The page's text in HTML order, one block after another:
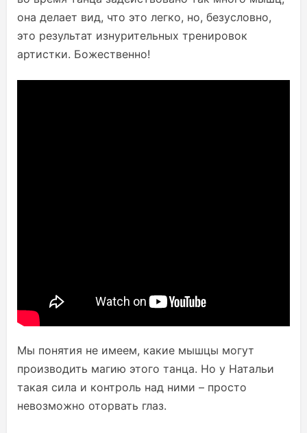
она делает вид, что это легко, но, безусловно,
это результат изнурительных тренировок
артистки. Божественно!
Мы понятия не имеем, какие мышцы могут
производить магию этого танца. Но у Натальи
такая сила и контроль над ними – просто
невозможно оторвать глаз.